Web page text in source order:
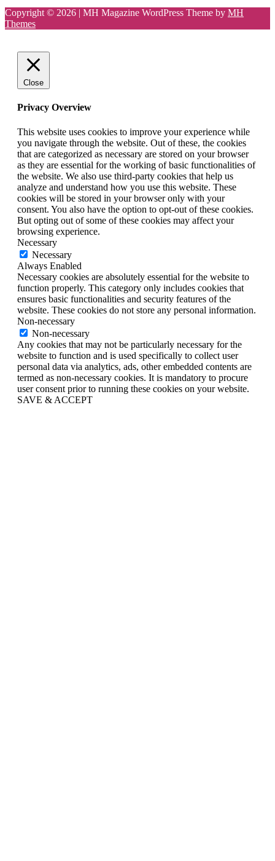
Copyright © 2026 | MH Magazine WordPress Theme by MH
Themes
Close
Privacy Overview
This website uses cookies to improve your experience while
you navigate through the website. Out of these, the cookies
that are categorized as necessary are stored on your browser
as they are essential for the working of basic functionalities of
the website. We also use third-party cookies that help us
analyze and understand how you use this website. These
cookies will be stored in your browser only with your
consent. You also have the option to opt-out of these cookies.
But opting out of some of these cookies may affect your
browsing experience.
Necessary
Necessary
Always Enabled
Necessary cookies are absolutely essential for the website to
function properly. This category only includes cookies that
ensures basic functionalities and security features of the
website. These cookies do not store any personal information.
Non-necessary
Non-necessary
Any cookies that may not be particularly necessary for the
website to function and is used specifically to collect user
personal data via analytics, ads, other embedded contents are
termed as non-necessary cookies. It is mandatory to procure
user consent prior to running these cookies on your website.
SAVE & ACCEPT